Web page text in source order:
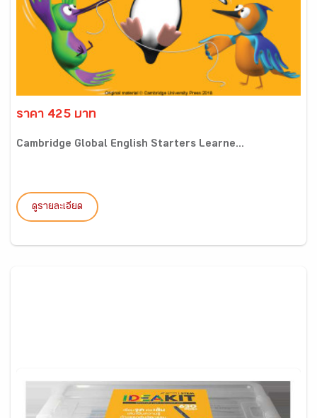
ราคา 425 บาท
Cambridge Global English Starters Learne...
ดูรายละเอียด